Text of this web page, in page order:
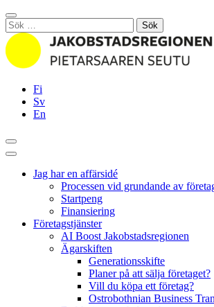
Hoppa
till
innehållet
Stäng
Sök
efter:
Fi
Sv
En
Sök
Huvudmeny
Jag har en affärsidé
Processen vid grundande av
Startpeng
Finansiering
Företagstjänster
AI Boost Jakobstadsregionen
Ägarskiften
Generationsskifte
Planer på att sälja företaget?
Vill du köpa ett företag?
Ostrobothnian Business